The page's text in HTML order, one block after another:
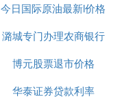
证
今日国际原油最新l价格
行情
潞城专门办理农商银行
贷款
博元股票退市价格
华泰证券贷款利率